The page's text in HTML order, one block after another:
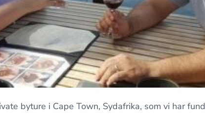
byture i Cape Town, Sydafrika, som vi har